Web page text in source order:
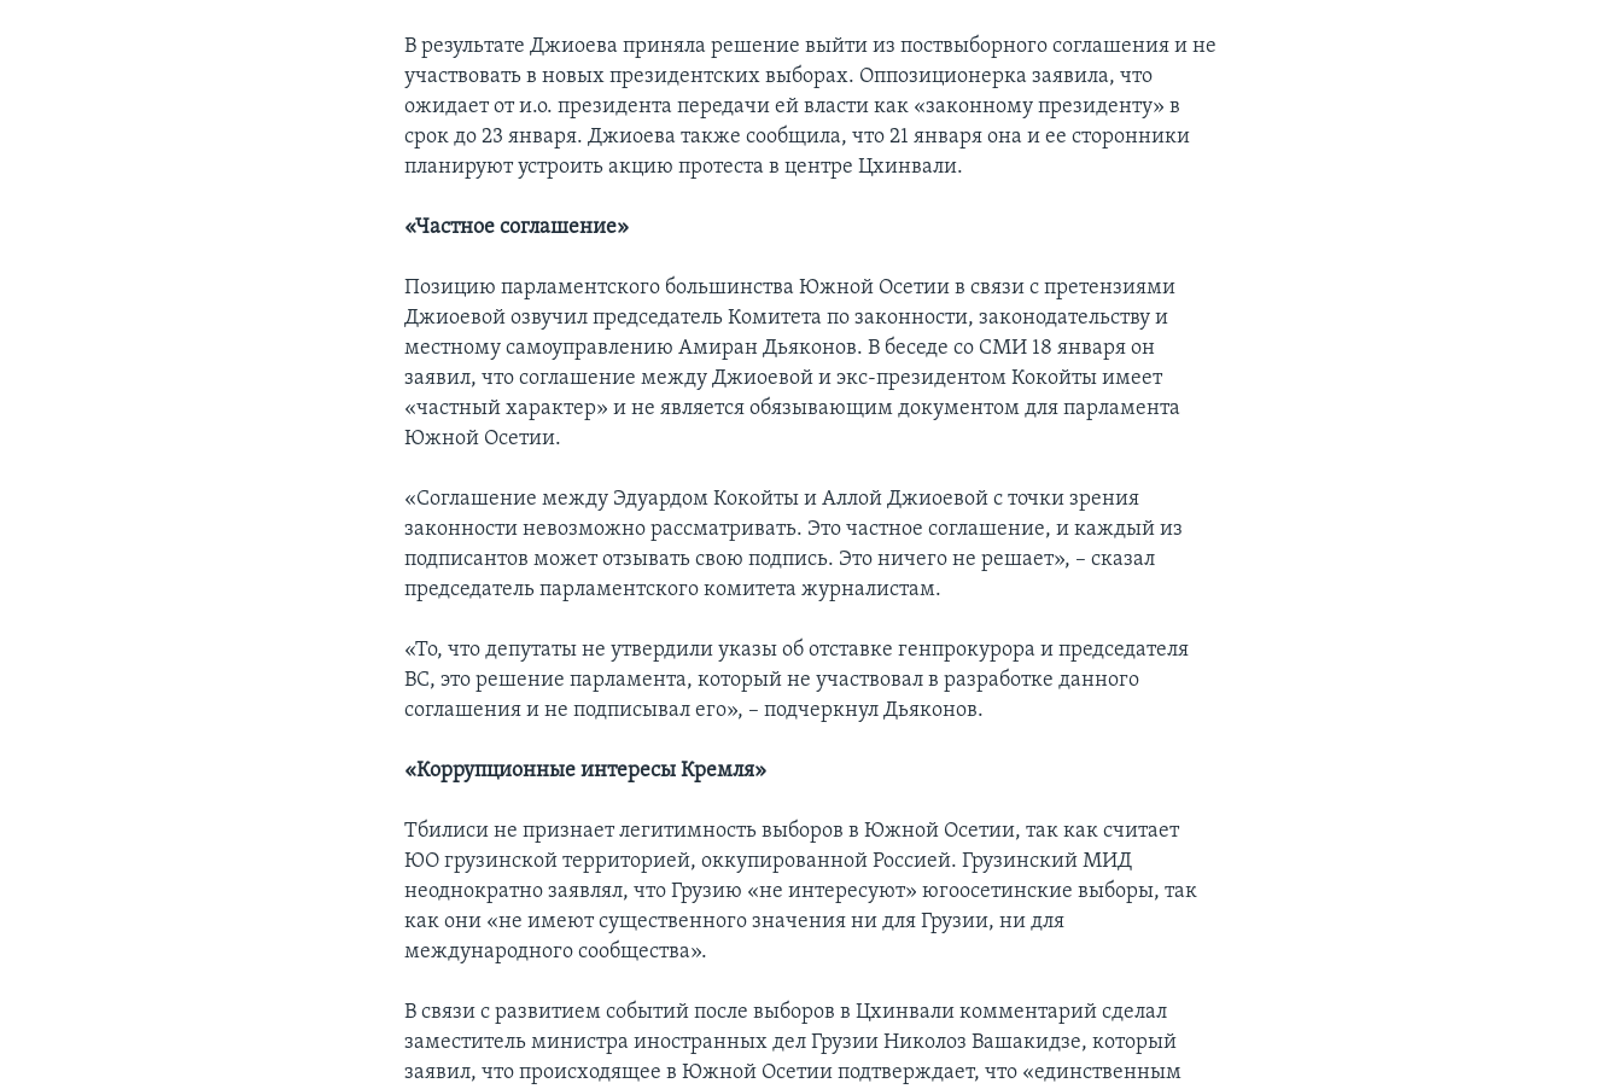
В результате Джиоева приняла решение выйти из поствыборного соглашения и не
участвовать в новых президентских выборах. Оппозиционерка заявила, что
ожидает от и.о. президента передачи ей власти как «законному президенту» в
срок до 23 января. Джиоева также сообщила, что 21 января она и ее сторонники
планируют устроить акцию протеста в центре Цхинвали.
«Частное соглашение»
Позицию парламентского большинства Южной Осетии в связи с претензиями
Джиоевой озвучил председатель Комитета по законности, законодательству и
местному самоуправлению Амиран Дьяконов. В беседе со СМИ 18 января он
заявил, что соглашение между Джиоевой и экс-президентом Кокойты имеет
«частный характер» и не является обязывающим документом для парламента
Южной Осетии.
«Соглашение между Эдуардом Кокойты и Аллой Джиоевой с точки зрения
законности невозможно рассматривать. Это частное соглашение, и каждый из
подписантов может отзывать свою подпись. Это ничего не решает», – сказал
председатель парламентского комитета журналистам.
«То, что депутаты не утвердили указы об отставке генпрокурора и председателя
ВС, это решение парламента, который не участвовал в разработке данного
соглашения и не подписывал его», – подчеркнул Дьяконов.
«Коррупционные интересы Кремля»
Тбилиси не признает легитимность выборов в Южной Осетии, так как считает
ЮО грузинской территорией, оккупированной Россией. Грузинский МИД
неоднократно заявлял, что Грузию «не интересуют» югоосетинские выборы, так
как они «не имеют существенного значения ни для Грузии, ни для
международного сообщества».
В связи с развитием событий после выборов в Цхинвали комментарий сделал
заместитель министра иностранных дел Грузии Николоз Вашакидзе, который
заявил, что происходящее в Южной Осетии подтверждает, что «единственным